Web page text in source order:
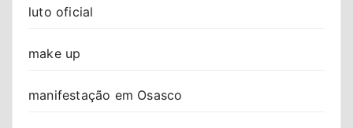
luto oficial
make up
manifestação em Osasco